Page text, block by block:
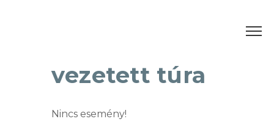
vezetett túra
Nincs esemény!